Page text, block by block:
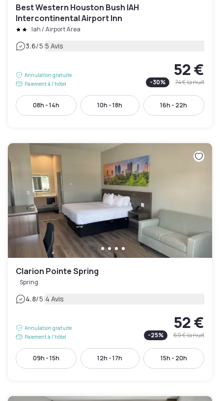
Best Western Houston Bush IAH
Intercontinental Airport Inn
Iah / Airport Area
3.6/5|5 Avis
Annulation gratuite
Paiement à l'hôtel
52 €
-30% 74 €la nuit
08h - 14h 10h - 18h 16h - 22h
Clarion Pointe Spring
Spring
4.8/5|4 Avis
Annulation gratuite
Paiement à l'hôtel
52 €
-25% 69 €la nuit
09h - 15h 12h - 17h 15h - 20h